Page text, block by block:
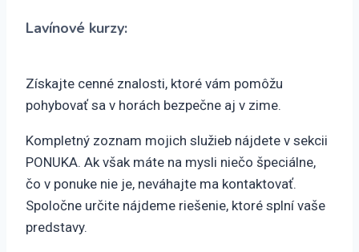
Lavínové kurzy:
Získajte cenné znalosti, ktoré vám pomôžu
pohybovať sa v horách bezpečne aj v zime.
Kompletný zoznam mojich služieb nájdete v sekcii
PONUKA. Ak však máte na mysli niečo špeciálne,
čo v ponuke nie je, neváhajte ma kontaktovať.
Spoločne určite nájdeme riešenie, ktoré splní vaše
predstavy.